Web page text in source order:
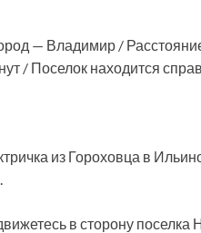
— Владимир /
/ Поселок находится
из Гороховца в
в сторону